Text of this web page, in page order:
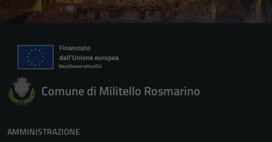
Comune di Militello Rosmarino
AMMINISTRAZIONE